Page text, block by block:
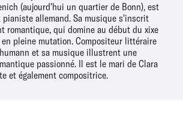
(aujourd'hui un quartier de Bonn), est
allemand. Sa musique s'inscrit
romantique, qui domine au début du xixe
pleine mutation. Compositeur littéraire
et sa musique illustrent une
passionné. Il est le mari de Clara
et également compositrice.